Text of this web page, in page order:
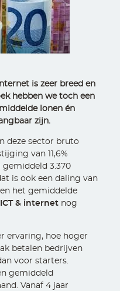
is zeer breed en
hebben we toch een
lonen én
zijn.
deze sector bruto
van 11,6%
gemiddeld 3.370
is ook een daling van
het gemiddelde
& internet nog
ervaring, hoe hoger
betalen bedrijven
voor starters.
gemiddeld
Vanaf 4 jaar